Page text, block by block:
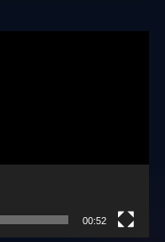
00:52